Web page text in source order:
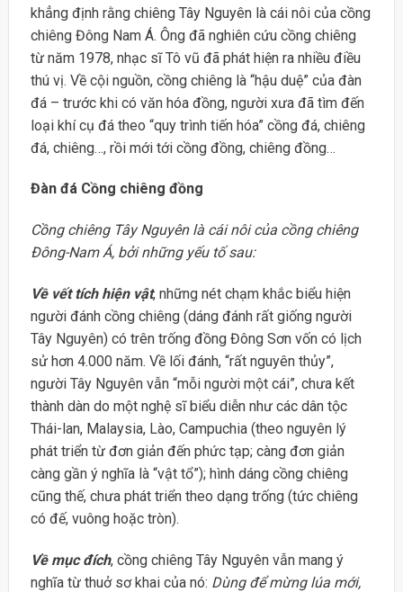
khẳng định rằng chiêng Tây Nguyên là cái nôi của cồng
chiêng Đông Nam Á. Ông đã nghiên cứu cồng chiêng
từ năm 1978, nhạc sĩ Tô vũ đã phát hiện ra nhiều điều
thú vị. Về cội nguồn, cồng chiêng là “hậu duệ” của đàn
đá – trước khi có văn hóa đồng, người xưa đã tìm đến
loại khí cụ đá theo “quy trình tiến hóa” cồng đá, chiêng
đá, chiêng…, rồi mới tới cồng đồng, chiêng đồng…
Đàn đá Cồng chiêng đồng
Cồng chiêng Tây Nguyên là cái nôi của cồng chiêng
Đông-Nam Á, bởi những yếu tố sau:
Về vết tích hiện vật, những nét chạm khắc biểu hiện
người đánh cồng chiêng (dáng đánh rất giống người
Tây Nguyên) có trên trống đồng Đông Sơn vốn có lịch
sử hơn 4.000 năm. Về lối đánh, “rất nguyên thủy”,
người Tây Nguyên vẫn “mỗi người một cái”, chưa kết
thành dàn do một nghệ sĩ biểu diễn như các dân tộc
Thái-lan, Malaysia, Lào, Campuchia (theo nguyên lý
phát triển từ đơn giản đến phức tạp; càng đơn giản
càng gần ý nghĩa là “vật tổ”); hình dáng cồng chiêng
cũng thế, chưa phát triển theo dạng trống (tức chiêng
có đế, vuông hoặc tròn).
Về mục đích, cồng chiêng Tây Nguyên vẫn mang ý
nghĩa từ thuở sơ khai của nó: Dùng để mừng lúa mới,